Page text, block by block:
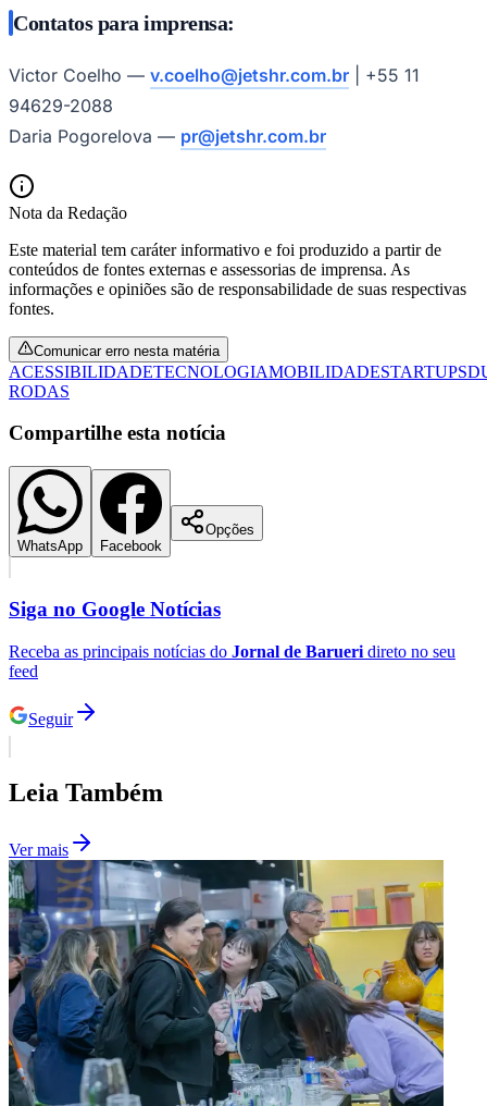
Contatos para imprensa:
Victor Coelho — v.coelho@jetshr.com.br | +55 11
94629-2088
Daria Pogorelova — pr@jetshr.com.br
Nota da Redação
Este material tem caráter informativo e foi produzido a partir de
conteúdos de fontes externas e assessorias de imprensa. As
informações e opiniões são de responsabilidade de suas respectivas
fontes.
Comunicar erro nesta matéria
ACESSIBILIDADETECNOLOGIAMOBILIDADESTARTUPS
RODAS
Compartilhe esta notícia
WhatsApp Facebook
Opções
Siga no Google Notícias
Receba as principais notícias do Jornal de Barueri direto no seu
feed
Seguir
Leia Também
Ver mais